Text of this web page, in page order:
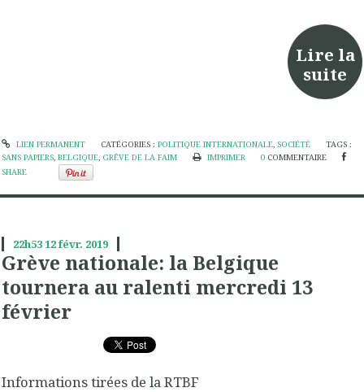
Lire la
suite
LIEN PERMANENT CATÉGORIES : POLITIQUE INTERNATIONALE, SOCIÉTÉ
TAGS :
SANS PAPIERS, BELGIQUE, GRÊVE DE LA FAIM IMPRIMER 0 COMMENTAIRE
SHARE
22h5312févr. 2019
Grève nationale: la Belgique
tournera au ralenti mercredi 13
février
Informations tirées de la RTBF